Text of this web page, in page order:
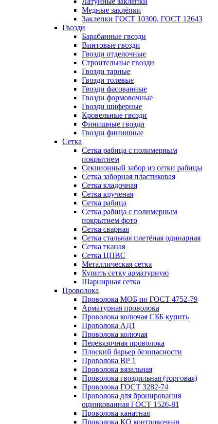
Медные заклёпки
Заклепки ГОСТ 10300, ГОСТ 12643
Гвозди
Барабанные гвозди
Винтовые гвозди
Гвозди отделочные
Строительные гвозди
Гвозди тарные
Гвозди толевые
Гвозди фасованные
Гвозди формовочные
Гвозди шиферные
Кровельные гвозди
Финишные гвозди
Гвозди финишные
Сетка
Сетка рабица с полимерным
покрытием
Секционный забор из сетки рабицы
Сетка заборная пластиковая
Сетка кладочная
Сетка крученая
Сетка рабица
Сетка рабица с полимерным
покрытием фото
Сетка сварная
Сетка стальная плетёная одинарная
Сетка тканая
Сетка ЦПВС
Металлическая сетка
Купить сетку арматурную
Шарнирная сетка
Проволока
Проволока МОБ по ГОСТ 4752-79
Арматурная проволока
Проволока колючая СББ купить
Проволока АД1
Проволока колючая
Перевязочная проволока
Плоский барьер безопасности
Проволока ВР 1
Проволока вязальная
Проволока гвоздильная (торговая)
Проволока ГОСТ 3282-74
Проволока для бронирования
оцинкованная ГОСТ 1526-81
Проволока канатная
Проволока КО контровочная